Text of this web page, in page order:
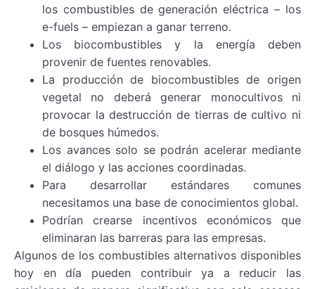
los combustibles de generación eléctrica – los
e-fuels – empiezan a ganar terreno.
Los biocombustibles y la energía deben
provenir de fuentes renovables.
La producción de biocombustibles de origen
vegetal no deberá generar monocultivos ni
provocar la destrucción de tierras de cultivo ni
de bosques húmedos.
Los avances solo se podrán acelerar mediante
el diálogo y las acciones coordinadas.
Para desarrollar estándares comunes
necesitamos una base de conocimientos global.
Podrían crearse incentivos económicos que
eliminaran las barreras para las empresas.
Algunos de los combustibles alternativos disponibles
hoy en día pueden contribuir ya a reducir las